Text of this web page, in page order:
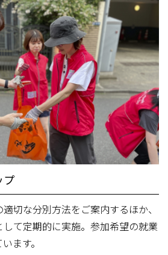
プ
切な分別方法をご案内するほか、
て定期的に実施。参加希望の就業
ます。